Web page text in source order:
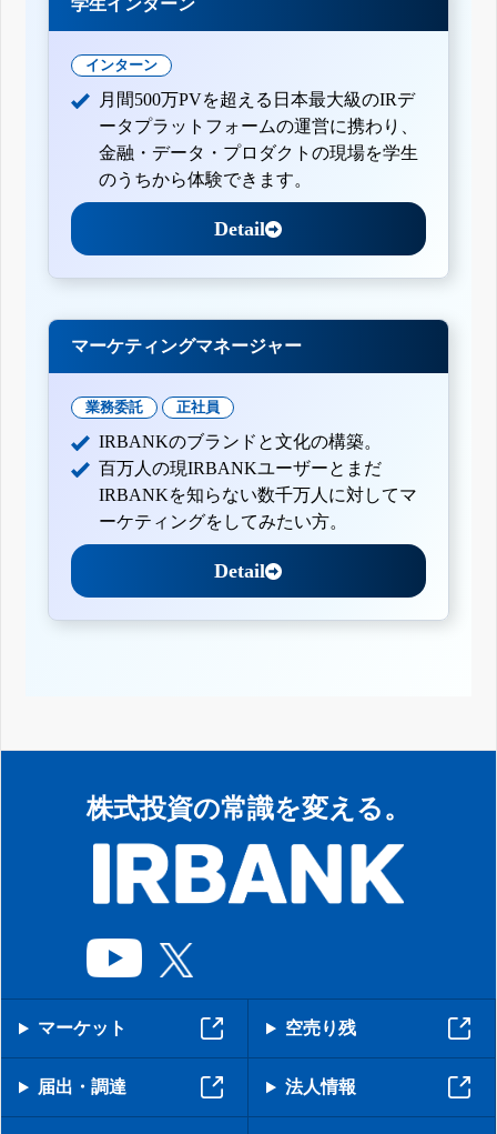
学生インターン
インターン
月間500万PVを超える日本最大級のIRデ
ータプラットフォームの運営に携わり、
金融・データ・プロダクトの現場を学生
のうちから体験できます。
Detail
マーケティングマネージャー
業務委託 正社員
IRBANKのブランドと文化の構築。
百万人の現IRBANKユーザーとまだ
IRBANKを知らない数千万人に対してマ
ーケティングをしてみたい方。
Detail
株式投資の常識を変える。
マーケット 空売り残
届出・調達 法人情報